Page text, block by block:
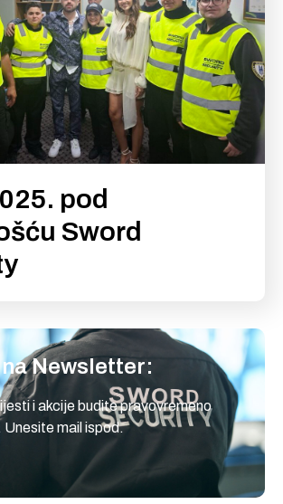
pod
Sword
Newsletter:
i akcije budite pravovremeno
mail ispod.